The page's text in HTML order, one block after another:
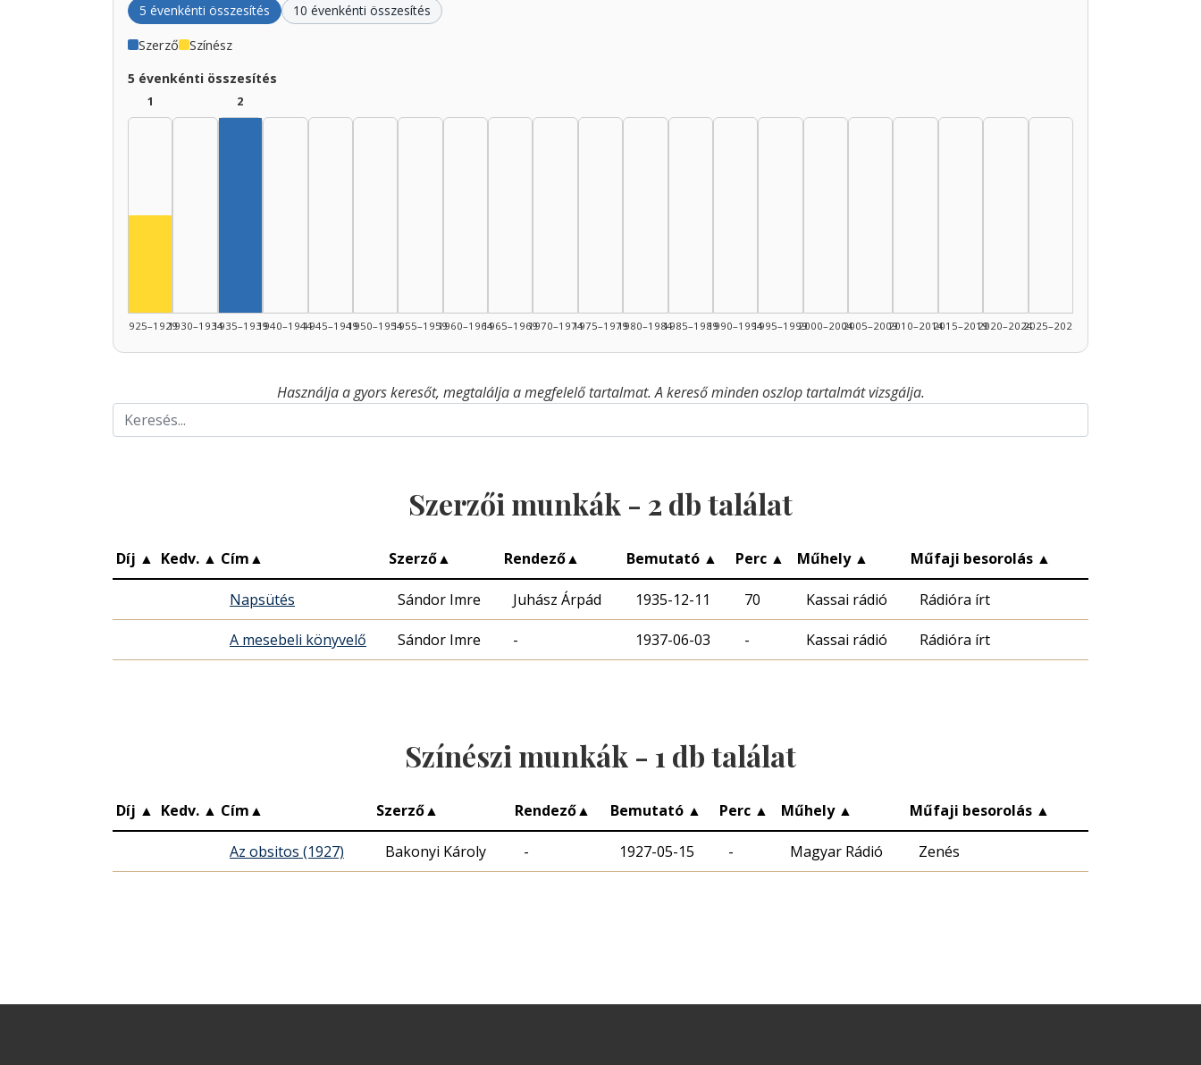
5 évenkénti összesítés 10 évenkénti összesítés
Szerző Színész
5 évenkénti összesítés
1
1925–19291930–1934
2
1935–19391940–19441945–19491950–19541955–19591960–19641965–19691970–19741975–19791980–19841985–19891990–19941995–19992000–20042005–20092010–20142015–20192020–20242025–2026
Használja a gyors keresőt, megtalálja a megfelelő tartalmat. A kereső minden oszlop tartalmát vizsgálja.
Szerzői munkák - 2 db találat
Díj ▲ Kedv. ▲ Cím▲ Szerző▲ Rendező▲ Bemutató ▲ Perc ▲ Műhely ▲ Műfaji besorolás ▲
Napsütés Sándor Imre Juhász Árpád 1935-12-11 70 Kassai rádió Rádióra írt
A mesebeli könyvelő Sándor Imre - 1937-06-03 - Kassai rádió Rádióra írt
Színészi munkák - 1 db találat
Díj ▲ Kedv. ▲ Cím▲ Szerző▲ Rendező▲ Bemutató ▲ Perc ▲ Műhely ▲ Műfaji besorolás ▲
Az obsitos (1927) Bakonyi Károly - 1927-05-15 - Magyar Rádió Zenés